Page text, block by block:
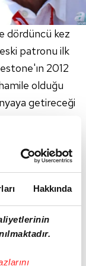
Hakkında
dördüncü kez
patronu ilk
2012
olduğu
getireceği